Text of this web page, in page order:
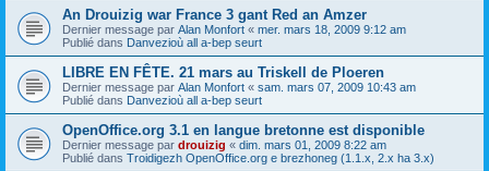
An Drouizig war France 3 gant Red an Amzer
Dernier message par Alan Monfort « mer. mars 18, 2009 9:12 am
Publié dans Danvezioù all a-bep seurt
LIBRE EN FÊTE. 21 mars au Triskell de Ploeren
Dernier message par Alan Monfort « sam. mars 07, 2009 10:43 am
Publié dans Danvezioù all a-bep seurt
OpenOffice.org 3.1 en langue bretonne est disponible
Dernier message par drouizig « dim. mars 01, 2009 8:22 am
Publié dans Troidigezh OpenOffice.org e brezhoneg (1.1.x, 2.x ha 3.x)